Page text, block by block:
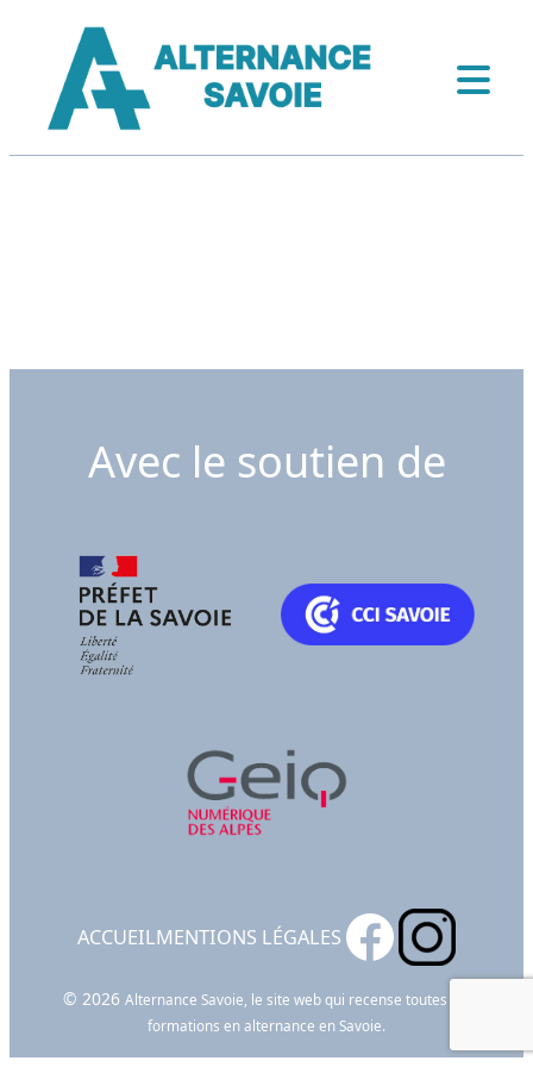
Avec le soutien de
ACCUEILMENTIONS LÉGALES
© 2026 Alternance Savoie, le site web qui recense toutes les
formations en alternance en Savoie.